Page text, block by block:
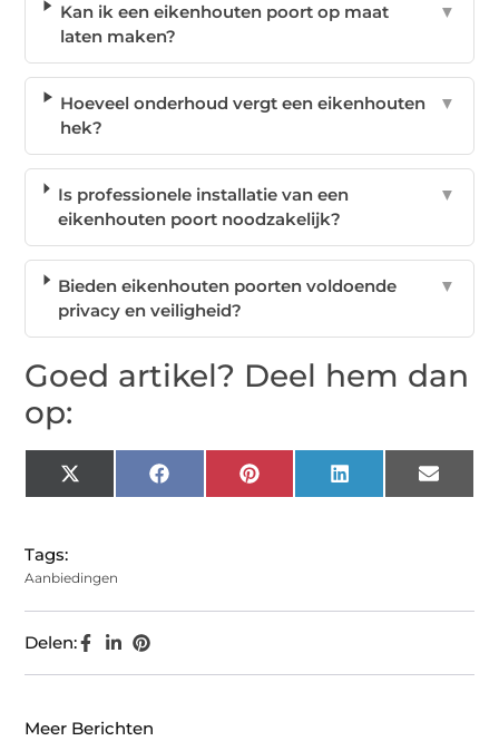
Kan ik een eikenhouten poort op maat
laten maken?
▼
Hoeveel onderhoud vergt een eikenhouten
hek?
▼
Is professionele installatie van een
eikenhouten poort noodzakelijk?
▼
Bieden eikenhouten poorten voldoende
privacy en veiligheid?
▼
Goed artikel? Deel hem dan
op:
X
(Twitter)
Facebook Pinterest LinkedIn Email
Tags:
Aanbiedingen
Delen:
Meer Berichten